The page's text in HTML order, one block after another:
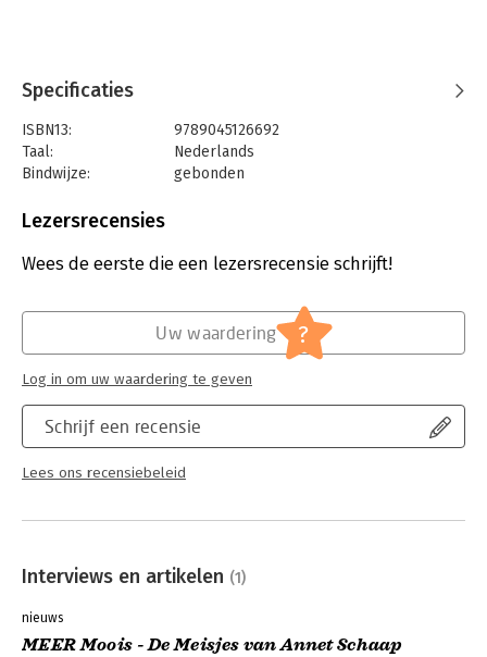
Specificaties
ISBN13:
9789045126692
Taal:
Nederlands
Bindwijze:
gebonden
Uitgever:
Verschijningsdatum:
7-9-2021
Lezersrecensies
Wees de eerste die een lezersrecensie schrijft!
Schrijf een recensie
Lees ons recensiebeleid
Uw waardering ?
Log in om uw waardering te geven
Interviews en artikelen (1)
nieuws
MEER Moois - De Meisjes van Annet Schaap